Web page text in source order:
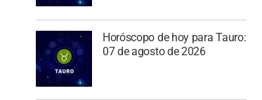
Horóscopo de hoy para Tauro:
07 de agosto de 2026